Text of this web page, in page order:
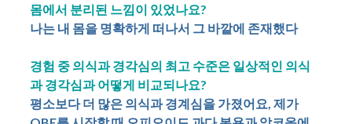
몸에서 분리된 느낌이 있었나요?
나는 내 몸을 명확하게 떠나서 그 바깥에 존재했다
경험 중 의식과 경각심의 최고 수준은 일상적인 의식
과 경각심과 어떻게 비교되나요?
평소보다 더 많은 의식과 경계심을 가졌어요, 제가